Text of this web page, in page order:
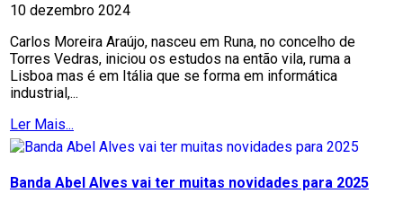
10 dezembro 2024
Carlos Moreira Araújo, nasceu em Runa, no concelho de
Torres Vedras, iniciou os estudos na então vila, ruma a
Lisboa mas é em Itália que se forma em informática
industrial,...
Ler Mais...
Banda Abel Alves vai ter muitas novidades para 2025